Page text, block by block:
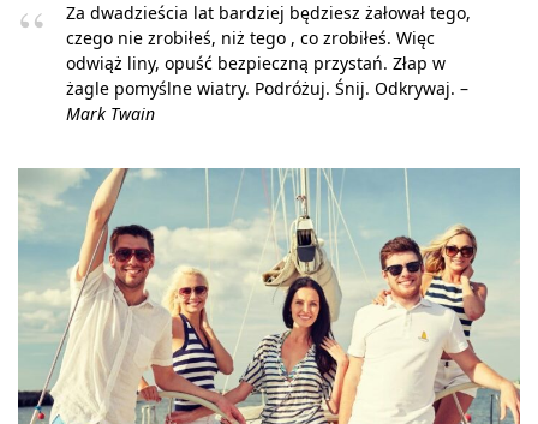
Za dwadzieścia lat bardziej będziesz żałował tego,
czego nie zrobiłeś, niż tego , co zrobiłeś. Więc
odwiąż liny, opuść bezpieczną przystań. Złap w
żagle pomyślne wiatry. Podróżuj. Śnij. Odkrywaj. –
Mark Twain